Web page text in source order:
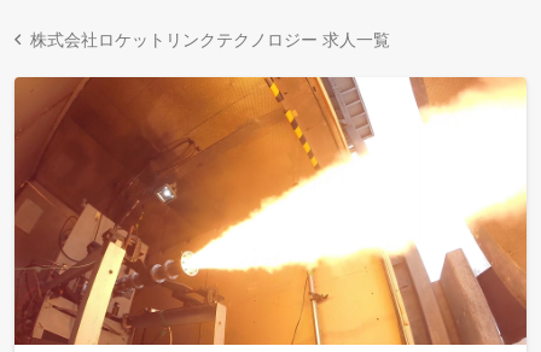
株式会社ロケットリンクテクノロジー 求人一覧